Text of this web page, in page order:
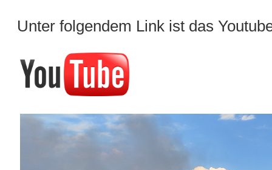
Unter folgendem Link ist das